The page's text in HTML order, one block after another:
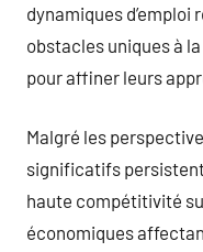
dynamiques
obstacles uniques à
pour affiner leurs
Malgré les
significatifs
haute compétitivité
économiques